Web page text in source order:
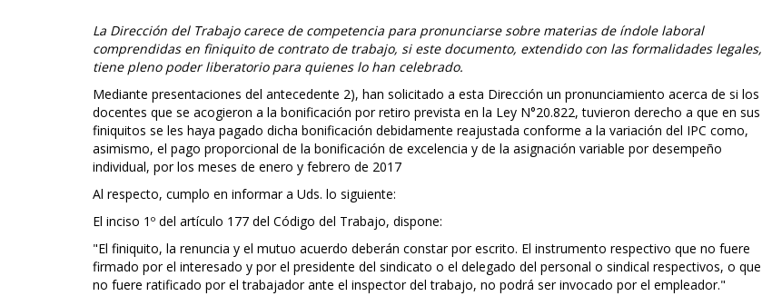
La Dirección del Trabajo carece de competencia para pronunciarse sobre materias de índole laboral
comprendidas en finiquito de contrato de trabajo, si este documento, extendido con las formalidades legales,
tiene pleno poder liberatorio para quienes lo han celebrado.
Mediante presentaciones del antecedente 2), han solicitado a esta Dirección un pronunciamiento acerca de si los
docentes que se acogieron a la bonificación por retiro prevista en la Ley N°20.822, tuvieron derecho a que en sus
finiquitos se les haya pagado dicha bonificación debidamente reajustada conforme a la variación del IPC como,
asimismo, el pago proporcional de la bonificación de excelencia y de la asignación variable por desempeño
individual, por los meses de enero y febrero de 2017
Al respecto, cumplo en informar a Uds. lo siguiente:
El inciso 1º del artículo 177 del Código del Trabajo, dispone:
"El finiquito, la renuncia y el mutuo acuerdo deberán constar por escrito. El instrumento respectivo que no fuere
firmado por el interesado y por el presidente del sindicato o el delegado del personal o sindical respectivos, o que
no fuere ratificado por el trabajador ante el inspector del trabajo, no podrá ser invocado por el empleador."